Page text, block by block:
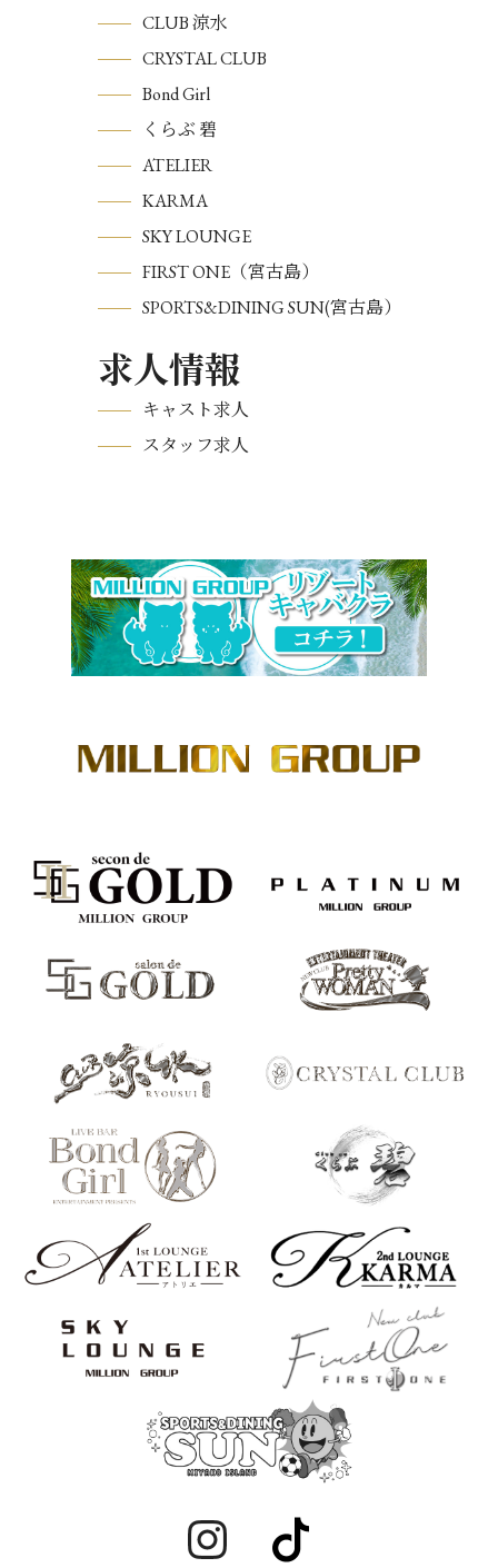
CLUB 涼水
CRYSTAL CLUB
Bond Girl
くらぶ 碧
ATELIER
KARMA
SKY LOUNGE
FIRST ONE（宮古島）
SPORTS&DINING SUN(宮古島）
求人情報
キャスト求人
スタッフ求人